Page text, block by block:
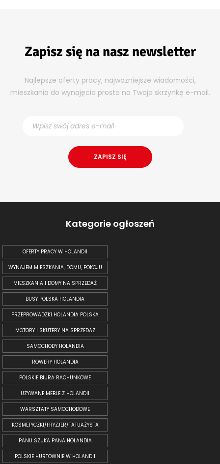
Zapisz się na nasz newsletter
Najlepsze oferty pracy, najważniejsze wiadomości,
mieszkania do wynajęcia prosto na Twoja skrzynkę e-mail.
Kategorie ogłoszeń
OFERTY PRACY W HOLANDII
WYNAJEM MIESZKANIA, DOMU, POKOJU
MIESZKANIA I DOMY NA SPRZEDAŻ
BUSY POLSKA HOLANDIA
PRZEPROWADZKI HOLANDIA POLSKA
MOTORY I SKUTERY NA SPRZEDAŻ
SAMOCHODY HOLANDIA
ROWERY HOLANDIA
POLSKIE BIURA RACHUNKOWE
UŻYWANE MEBLE Z HOLANDII
WARSZTATY SAMOCHODOWE
KOSMETYCZKI/FRYZJER/TATUAŻYSTA
PANU SZUKA PANA HOLANDIA
POLSKIE HURTOWNIE W HOLANDII